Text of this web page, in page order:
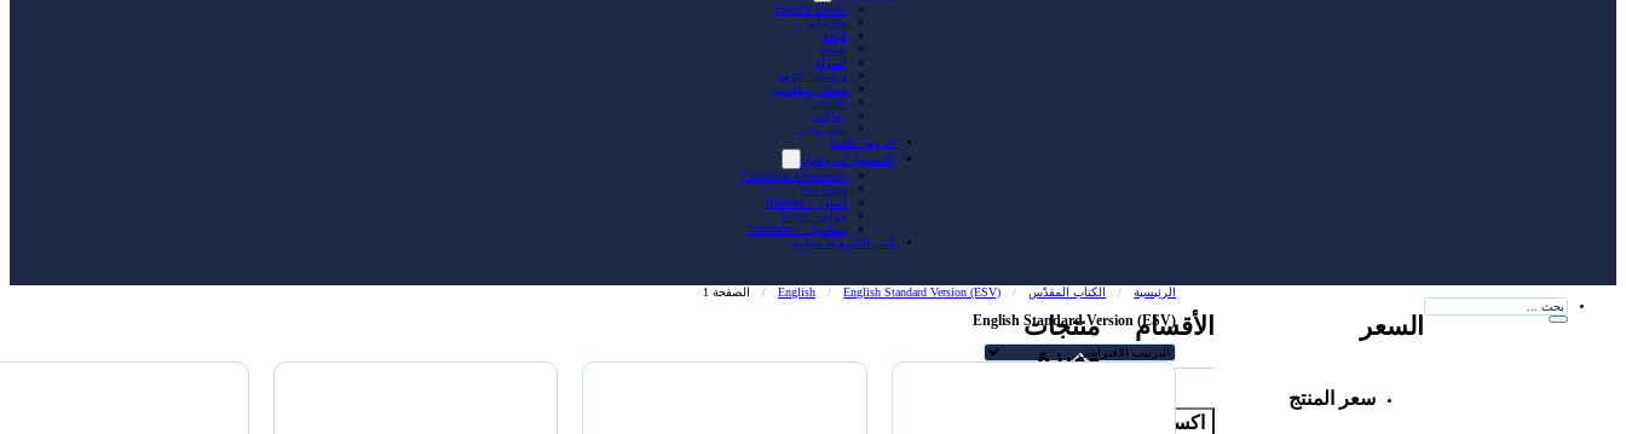
English Books
دفاعيات
قيادة
تلمذة
المرأة
دراسات كتابية
مصادر وتفاسير
علاقات
روايات
نمو روحي
عروض خاصة
اكسسوارات وهدايا
Christmas Ornaments
Tote Bags
أساور – Bracelet
خواتم- Rings
سناسيل – Necklaces
كتب الكترونية مجانية
بحث
...
السعر
سعر المنتج
الأقسام
اكسسوارات
منتجات
مميزة
الرئيسية / الكتاب المقدّس /
English / English Standard Version (ESV)
/ الصفحة 1
English Standard Version (ESV)